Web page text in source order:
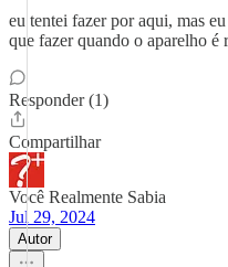
eu tentei fazer por aqui, mas
que fazer quando o aparelho é
Responder (1)
Compartilhar
Você Realmente Sabia
Jul 29, 2024
Autor